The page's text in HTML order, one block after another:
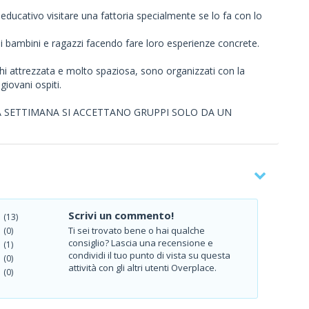
visitare una fattoria specialmente se lo fa con lo
e ragazzi facendo fare loro esperienze concrete.
attrezzata e molto spaziosa, sono organizzati con la
ospiti.
SI ACCETTANO GRUPPI SOLO DA UN
(13)
(0)
(1)
(0)
(0)
Scrivi un commento!
Ti sei trovato bene o hai qualche
consiglio? Lascia una recensione e
condividi il tuo punto di vista su questa
attività con gli altri utenti Overplace.